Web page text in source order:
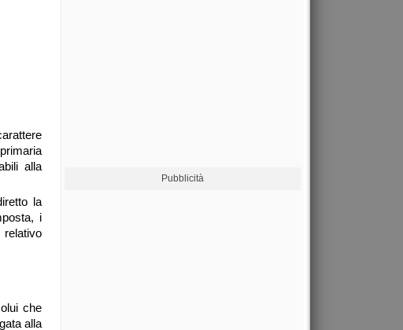
alla
la
i
che
alla
Pubblicità